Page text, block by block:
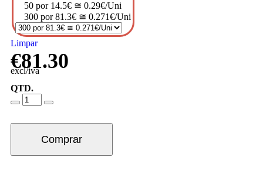
50 por 14.5€ ≅ 0.29€/Uni
300 por 81.3€ ≅ 0.271€/Uni
Limpar
€81.30
excl/iva
QTD.
Comprar